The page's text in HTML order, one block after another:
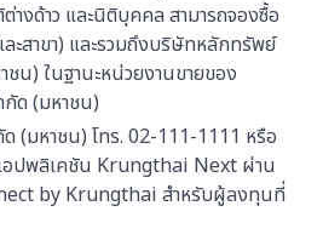
งด้าว และนิติบุคคล สามารถจองซื้อ
ะสาขา) และรวมถึงบริษัทหลักทรัพย์
ชน) ในฐานะหน่วยงานขายของ
กัด (มหาชน)
ด (มหาชน) โทร. 02-111-1111 หรือ
ปพลิเคชัน Krungthai Next ผ่าน
by Krungthai สำหรับผู้ลงทุนที่